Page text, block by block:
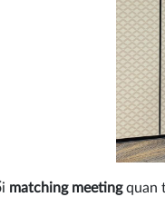
matching meetingquan